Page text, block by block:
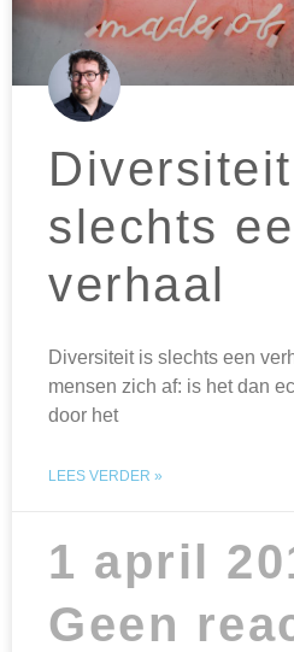
slechts
verhaal
Diversiteit is slechts een
mensen zich af: is het dan
door het
LEES VERDER »
1 april
Geen